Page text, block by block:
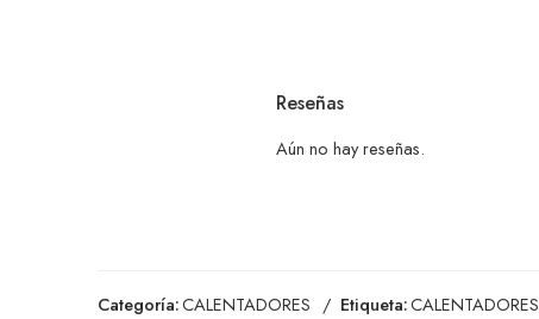
Reseñas
Aún no hay reseñas.
Categoría:CALENTADORES Etiqueta:CALENTADORES